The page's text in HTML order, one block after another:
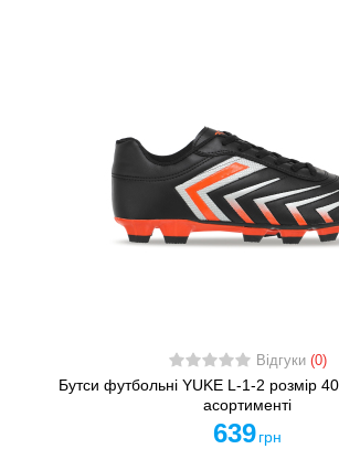
Відгуки (0)
Бутси футбольні YUKE L-1-2 розмір
асортименті
639 грн